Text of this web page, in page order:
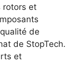
rotors et
de
de StopTech.
et